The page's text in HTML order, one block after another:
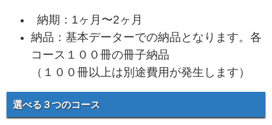
納期：1ヶ月〜2ヶ月
納品：基本データーでの納品となります。各
コース１００冊の冊子納品
（１００冊以上は別途費用が発生します）
選べる３つのコース